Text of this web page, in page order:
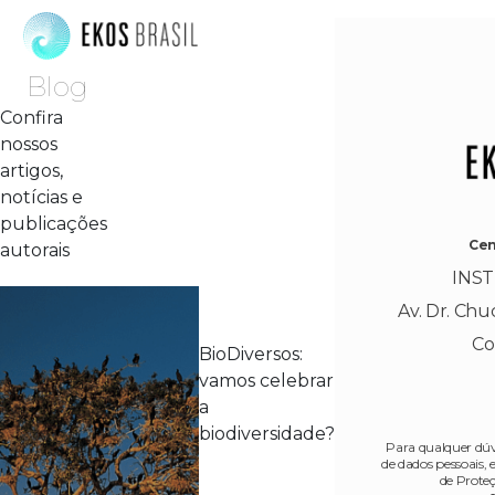
Blog
Confira
nossos
artigos,
notícias e
publicações
autorais
BioDiversos:
vamos celebrar
a
biodiversidade?
Av. Dr.
Para qualquer
de dados
de